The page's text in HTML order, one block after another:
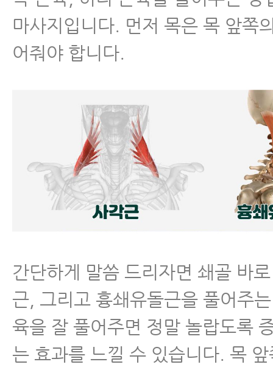
마사지입니다. 먼저 목은 목 앞쪽
어줘야 합니다.
간단하게 말씀 드리자면 쇄골 바
근, 그리고 흉쇄유돌근을 풀어주
육을 잘 풀어주면 정말 놀랍도록
는 효과를 느낄 수 있습니다. 목